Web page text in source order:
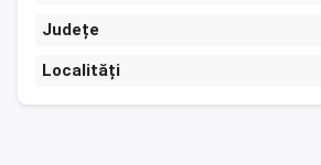
Județe
Localități